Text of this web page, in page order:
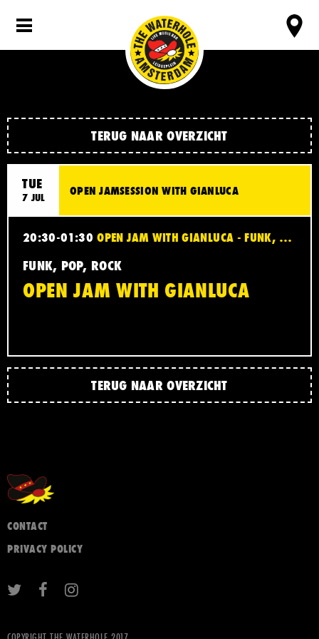
TERUG NAAR OVERZICHT
TUE
7 JUL OPEN JAMSESSION WITH GIANLUCA
20:30-01:30 OPEN JAM WITH GIANLUCA - FUNK, POP, ROCK
FUNK, POP, ROCK
OPEN JAM WITH GIANLUCA
TERUG NAAR OVERZICHT
CONTACT
PRIVACY POLICY